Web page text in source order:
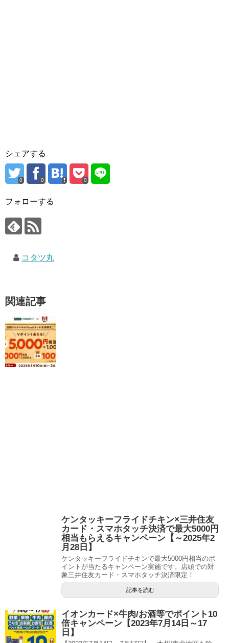
シェアする
0 0 0
フォローする
コタツ丸
関連記事
ケンタッキーフライドチキン×三井住友
カード・スマホタッチ決済で最大5000円
相当もらえるキャンペーン【～2025年2
月28日】
ケンタッキーフライドチキンで最大5000円相当のポ
イントが当たるキャンペーン実施です。店頭での対
象三井住友カード・スマホタッチ決済限定！
記事を読む
イオンカード×牛肉/お酒等でポイント10
倍キャンペーン【2023年7月14日～17
日】